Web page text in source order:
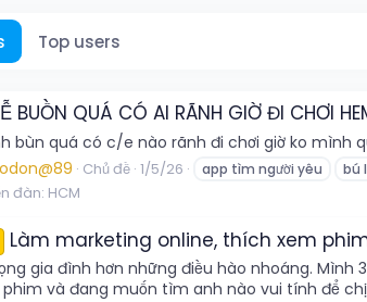
Top users
BUỒN QUÁ CÓ AI RÃNH GIỜ ĐI CHƠI
bùn quá có c/e nào rãnh đi chơi giờ ko mình
Chủ đề 1/5/26 app tìm người yêu bú
đàn: HCM
Làm marketing online, thích xem
gia đình hơn những điều hào nhoáng. Mình
và đang muốn tìm anh nào vui tính để